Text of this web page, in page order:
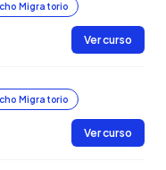
Migratorio
Ver curso
Migratorio
Ver curso